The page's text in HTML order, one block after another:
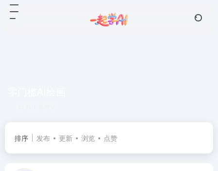
排序 发布 更新 浏览 点赞